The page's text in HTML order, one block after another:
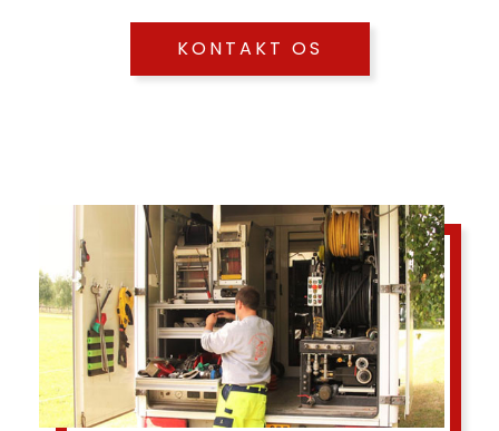
KONTAKT OS